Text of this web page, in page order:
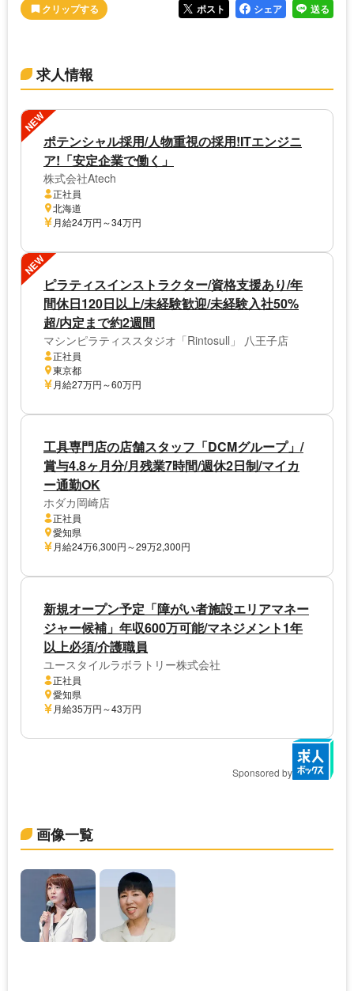
ポスト シェア 送る
求人情報
NEW
ポテンシャル採用/人物重視の採用!ITエンジニ
ア!「安定企業で働く」
株式会社Atech
正社員
北海道
月給24万円～34万円
NEW
ピラティスインストラクター/資格支援あり/年
間休日120日以上/未経験歓迎/未経験入社50%
超/内定まで約2週間
マシンピラティススタジオ「Rintosull」 八王子店
正社員
東京都
月給27万円～60万円
工具専門店の店舗スタッフ「DCMグループ」/
賞与4.8ヶ月分/月残業7時間/週休2日制/マイカ
ー通勤OK
ホダカ岡崎店
正社員
愛知県
月給24万6,300円～29万2,300円
新規オープン予定「障がい者施設エリアマネー
ジャー候補」年収600万可能/マネジメント1年
以上必須/介護職員
ユースタイルラボラトリー株式会社
正社員
愛知県
月給35万円～43万円
Sponsored by
画像一覧